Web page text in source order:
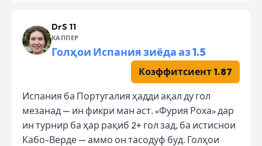
DrS 11
КАППЕР
Голҳои Испания зиёда аз 1.5
Коэффитсиент 1.87
Испания ба Португалия ҳадди ақал ду гол
мезанад — ин фикри ман аст. «Фурия Роха» дар
ин турнир ба ҳар рақиб 2+ гол зад, ба истиснои
Кабо-Верде — аммо он тасодуф буд. Голҳои